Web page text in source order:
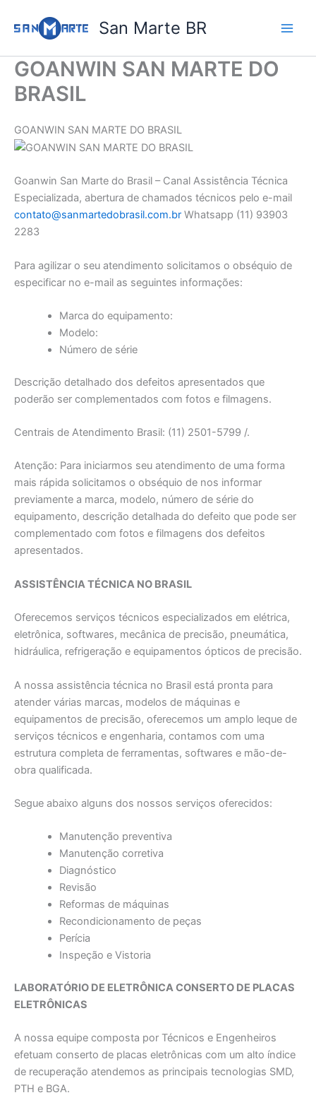
para
conteúdo
San Marte BR
GOANWIN SAN MARTE DO
BRASIL
GOANWIN SAN MARTE DO BRASIL
Goanwin San Marte do Brasil – Canal Assistência Técnica
Especializada, abertura de chamados técnicos pelo e-mail
contato@sanmartedobrasil.com.br Whatsapp (11) 93903
2283
Para agilizar o seu atendimento solicitamos o obséquio de
especificar no e-mail as seguintes informações:
Marca do equipamento:
Modelo:
Número de série
Descrição detalhado dos defeitos apresentados que
poderão ser complementados com fotos e filmagens.
Centrais de Atendimento Brasil: (11) 2501-5799 /.
Atenção: Para iniciarmos seu atendimento de uma forma
mais rápida solicitamos o obséquio de nos informar
previamente a marca, modelo, número de série do
equipamento, descrição detalhada do defeito que pode ser
complementado com fotos e filmagens dos defeitos
apresentados.
ASSISTÊNCIA TÉCNICA NO BRASIL
Oferecemos serviços técnicos especializados em elétrica,
eletrônica, softwares, mecânica de precisão, pneumática,
hidráulica, refrigeração e equipamentos ópticos de precisão.
A nossa assistência técnica no Brasil está pronta para
atender várias marcas, modelos de máquinas e
equipamentos de precisão, oferecemos um amplo leque de
serviços técnicos e engenharia, contamos com uma
estrutura completa de ferramentas, softwares e mão-de-
obra qualificada.
Segue abaixo alguns dos nossos serviços oferecidos:
Manutenção preventiva
Manutenção corretiva
Diagnóstico
Revisão
Reformas de máquinas
Recondicionamento de peças
Perícia
Inspeção e Vistoria
LABORATÓRIO DE ELETRÔNICA CONSERTO DE PLACAS
ELETRÔNICAS
A nossa equipe composta por Técnicos e Engenheiros
efetuam conserto de placas eletrônicas com um alto índice
de recuperação atendemos as principais tecnologias SMD,
PTH e BGA.